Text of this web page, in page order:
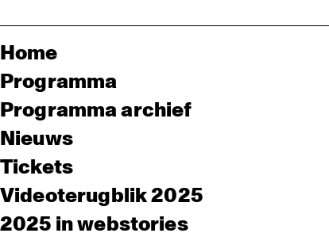
Home
Programma
Programma archief
Nieuws
Tickets
Videoterugblik 2025
2025 in webstories